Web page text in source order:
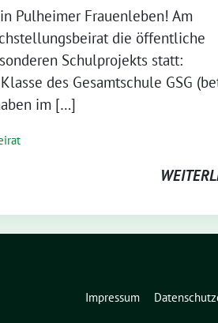
Pulheimer Frauenleben! Am
die öffentliche
Schulprojekts statt:
des Gesamtschule GSG
im […]
Impressum